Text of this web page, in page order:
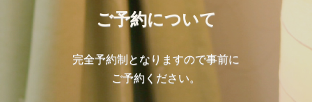
ご予約について
完全予約制となりますので事前に
ご予約ください。